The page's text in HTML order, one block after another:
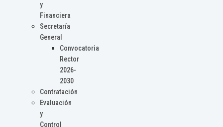
y
Financiera
Secretaría
General
Convocatoria
Rector
2026-
2030
Contratación
Evaluación
y
Control